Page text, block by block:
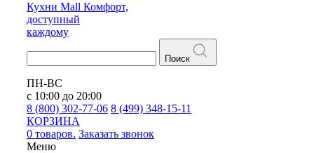
Кухни Mall Комфорт,
доступный
каждому
Поиск
ПН-ВС
с 10:00 до 20:00
8 (800) 302-77-06 8 (499) 348-15-11
КОРЗИНА
0 товаров. Заказать звонок
Меню